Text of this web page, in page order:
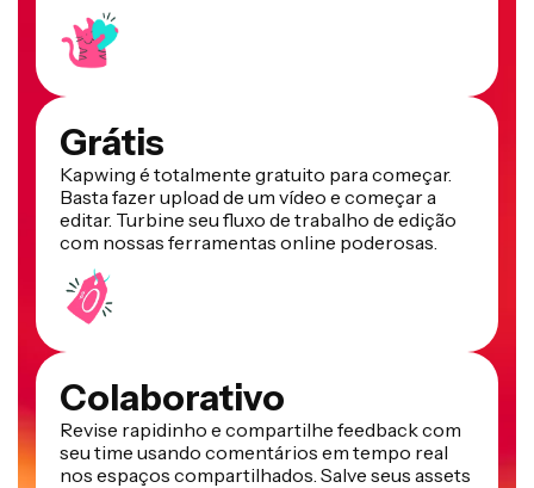
Grátis
Kapwing é totalmente gratuito para começar.
Basta fazer upload de um vídeo e começar a
editar. Turbine seu fluxo de trabalho de edição
com nossas ferramentas online poderosas.
Colaborativo
Revise rapidinho e compartilhe feedback com
seu time usando comentários em tempo real
nos espaços compartilhados. Salve seus assets